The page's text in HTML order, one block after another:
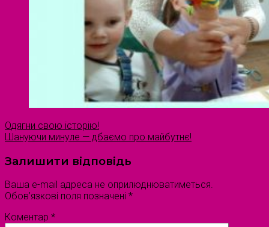
Одягни свою історію!
Шануючи минуле — дбаємо про майбутнє!
Залишити відповідь
Ваша e-mail адреса не оприлюднюватиметься.
Обов’язкові поля позначені *
Коментар *